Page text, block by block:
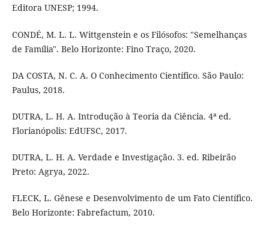
Editora UNESP; 1994.
CONDÉ, M. L. L. Wittgenstein e os Filósofos: "Semelhanças
de Família". Belo Horizonte: Fino Traço, 2020.
DA COSTA, N. C. A. O Conhecimento Científico. São Paulo:
Paulus, 2018.
DUTRA, L. H. A. Introdução à Teoria da Ciência. 4ª ed.
Florianópolis: EdUFSC, 2017.
DUTRA, L. H. A. Verdade e Investigação. 3. ed. Ribeirão
Preto: Agrya, 2022.
FLECK, L. Gênese e Desenvolvimento de um Fato Científico.
Belo Horizonte: Fabrefactum, 2010.